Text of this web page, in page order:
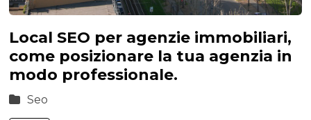
Local SEO per agenzie immobiliari,
come posizionare la tua agenzia in
modo professionale.
Seo